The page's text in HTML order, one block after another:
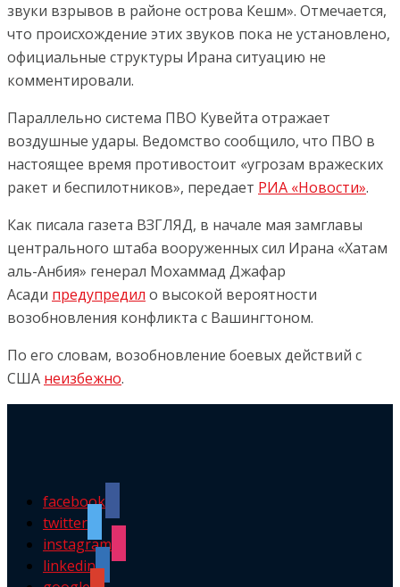
звуки взрывов в районе острова Кешм». Отмечается,
что происхождение этих звуков пока не установлено,
официальные структуры Ирана ситуацию не
комментировали.
Параллельно система ПВО Кувейта отражает
воздушные удары. Ведомство сообщило, что ПВО в
настоящее время противостоит «угрозам вражеских
ракет и беспилотников», передает РИА «Новости».
Как писала газета ВЗГЛЯД, в начале мая замглавы
центрального штаба вооруженных сил Ирана «Хатам
аль-Анбия» генерал Мохаммад Джафар
Асади предупредил о высокой вероятности
возобновления конфликта с Вашингтоном.
По его словам, возобновление боевых действий с
США неизбежно.
facebook
twitter
instagram
linkedin